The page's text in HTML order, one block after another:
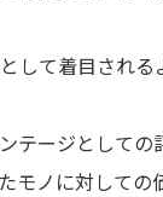
して着目される
テージとしての
ノに対しての